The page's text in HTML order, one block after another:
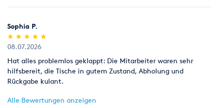
bestellen können, erhalten Sie bereits für kleines Geld.
Foto- & Videoaufnahmen
für Sie fest, damit Sie diesen immer wieder erleben können.
Geschirr & Besteck
Sie haben nicht genug Geschirr für 200
Personen im Schrank? Wir schon
Kinderbetreuung
Eltern meistens auch. Wir bieten Ihnen Unterhaltung und
Sophia P.
(*)
★
★
(*) ★
★
(*) ★
★
(*) ★
★
(*) ★
★
08.07.2026
Hat alles problemlos geklappt: Die Mitarbeiter waren sehr
hilfsbereit, die Tische in gutem Zustand, Abholung und
Rückgabe kulant.
Alle Bewertungen anzeigen